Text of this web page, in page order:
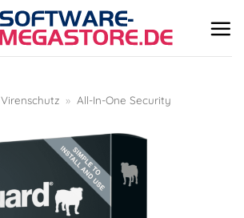
Virenschutz » All-In-One Security